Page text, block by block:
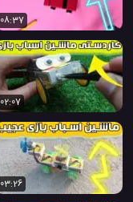
08:37
02:07
03:26